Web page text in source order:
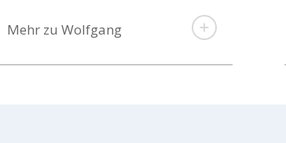
Mehr zu Wolfgang